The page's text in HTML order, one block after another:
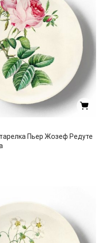
Пьер Жозеф Редуте